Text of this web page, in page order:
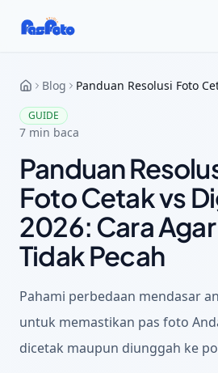
Blog
GUIDE
7 min baca
Panduan
Foto Cetak vs
2026: Cara
Tidak Pecah
Pahami perbedaan mendasar
untuk memastikan pas foto
dicetak maupun diunggah ke